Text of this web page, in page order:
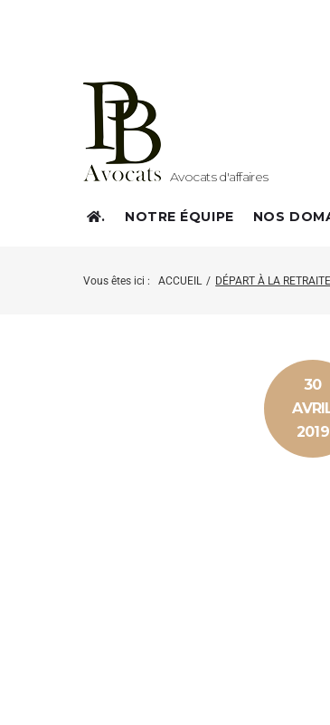
Avocats d'affaires
. NOTRE ÉQUIPE NOS
Vous êtes ici : ACCUEIL / DÉPART À LA
30
2019